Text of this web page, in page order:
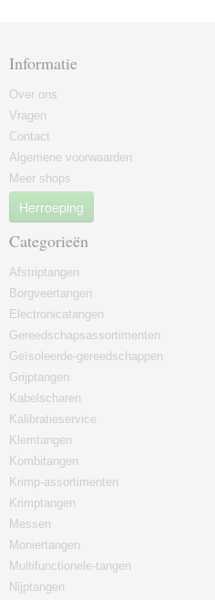
Informatie
Over ons
Vragen
Contact
Algemene voorwaarden
Meer shops
Herroeping
Categorieën
Afstriptangen
Borgveertangen
Electronicatangen
Gereedschapsassortimenten
Geïsoleerde-gereedschappen
Grijptangen
Kabelscharen
Kalibratieservice
Klemtangen
Kombitangen
Krimp-assortimenten
Krimptangen
Messen
Moniertangen
Multifunctionele-tangen
Nijptangen